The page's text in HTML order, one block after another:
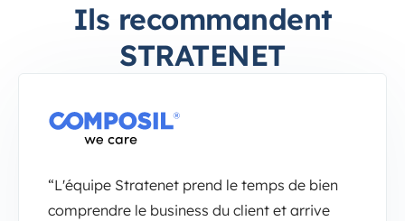
Ils recommandent
STRATENET
“L'équipe Stratenet prend le temps de bien
comprendre le business du client et arrive